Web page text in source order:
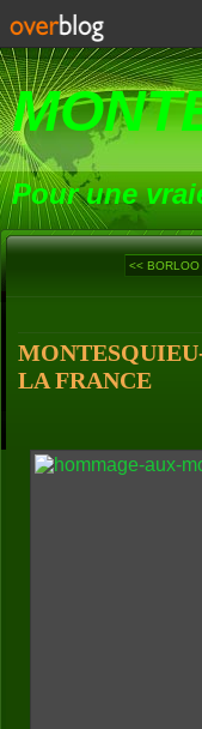
Pour une
<< BORLOO
LA FRANCE